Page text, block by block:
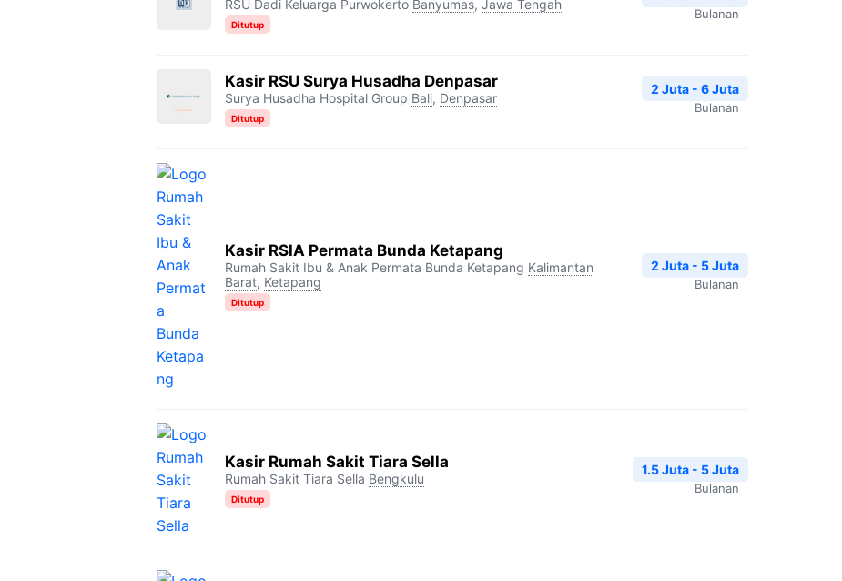
RSU Dadi Keluarga Purwokerto Banyumas, Jawa Tengah
Ditutup
Bulanan
Kasir RSU Surya Husadha Denpasar
Surya Husadha Hospital Group Bali, Denpasar
Ditutup
2 Juta - 6 Juta
Bulanan
Kasir RSIA Permata Bunda Ketapang
Rumah Sakit Ibu & Anak Permata Bunda Ketapang Kalimantan
Barat, Ketapang
Ditutup
2 Juta - 5 Juta
Bulanan
Kasir Rumah Sakit Tiara Sella
Rumah Sakit Tiara Sella Bengkulu
Ditutup
1.5 Juta - 5 Juta
Bulanan